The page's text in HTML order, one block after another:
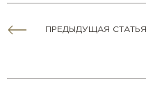
ПРЕДЫДУЩАЯ СТАТЬЯ